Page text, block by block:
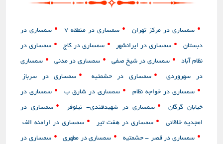
• سمساری در مرکز تهران • سمساری در منطقه 7 • سمساری در
دبستان • سمساری در ایرانشهر • سمساری در کاج • سمساری در
نظام آباد • سمساری در شیخ صفی • سمساری در مدنی • سمساری
در سهروردی • سمساری در حشمتیه • سمساری در سرباز
• سمساری در خواجه نظام • سمساری در شارق ب • سمساری در
خیابان گرگان • سمساری در شهیدقندی- نیلوفر • سمساری در
امجدیه خاقانی • سمساری در هفت تیر • سمساری در ارامنه الف
• سمساری در قصر - حشمتیه • سمساری در مطهری • سمساری در